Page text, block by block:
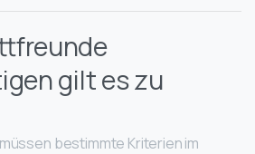
gilt es zu
bestimmte Kriterien im